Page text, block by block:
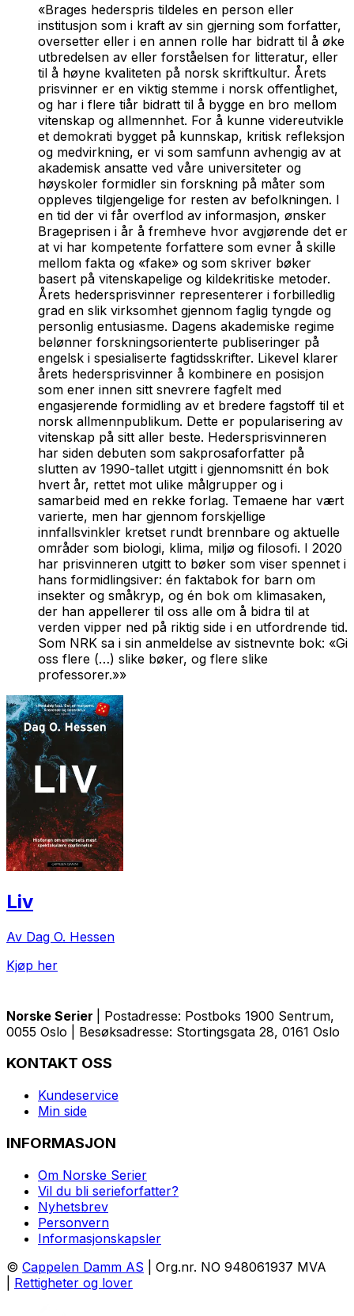
«Brages hederspris tildeles en person eller
institusjon som i kraft av sin gjerning som forfatter,
oversetter eller i en annen rolle har bidratt til å øke
utbredelsen av eller forståelsen for litteratur, eller
til å høyne kvaliteten på norsk skriftkultur. Årets
prisvinner er en viktig stemme i norsk offentlighet,
og har i flere tiår bidratt til å bygge en bro mellom
vitenskap og allmennhet. For å kunne videreutvikle
et demokrati bygget på kunnskap, kritisk refleksjon
og medvirkning, er vi som samfunn avhengig av at
akademisk ansatte ved våre universiteter og
høyskoler formidler sin forskning på måter som
oppleves tilgjengelige for resten av befolkningen. I
en tid der vi får overflod av informasjon, ønsker
Brageprisen i år å fremheve hvor avgjørende det er
at vi har kompetente forfattere som evner å skille
mellom fakta og «fake» og som skriver bøker
basert på vitenskapelige og kildekritiske metoder.
Årets hedersprisvinner representerer i forbilledlig
grad en slik virksomhet gjennom faglig tyngde og
personlig entusiasme. Dagens akademiske regime
belønner forskningsorienterte publiseringer på
engelsk i spesialiserte fagtidsskrifter. Likevel klarer
årets hedersprisvinner å kombinere en posisjon
som ener innen sitt snevrere fagfelt med
engasjerende formidling av et bredere fagstoff til et
norsk allmennpublikum. Dette er popularisering av
vitenskap på sitt aller beste. Hedersprisvinneren
har siden debuten som sakprosaforfatter på
slutten av 1990-tallet utgitt i gjennomsnitt én bok
hvert år, rettet mot ulike målgrupper og i
samarbeid med en rekke forlag. Temaene har vært
varierte, men har gjennom forskjellige
innfallsvinkler kretset rundt brennbare og aktuelle
områder som biologi, klima, miljø og filosofi. I 2020
har prisvinneren utgitt to bøker som viser spennet i
hans formidlingsiver: én faktabok for barn om
insekter og småkryp, og én bok om klimasaken,
der han appellerer til oss alle om å bidra til at
verden vipper ned på riktig side i en utfordrende tid.
Som NRK sa i sin anmeldelse av sistnevnte bok: «Gi
oss flere (…) slike bøker, og flere slike
professorer.»»
Liv
Av Dag O. Hessen
Kjøp her
Norske Serier
| Postadresse: Postboks 1900 Sentrum,
0055 Oslo | Besøksadresse: Stortingsgata 28, 0161 Oslo
KONTAKT OSS
Kundeservice
Min side
INFORMASJON
Om Norske Serier
Vil du bli serieforfatter?
Nyhetsbrev
Personvern
Informasjonskapsler
© Cappelen Damm AS | Org.nr. NO 948061937 MVA
Rettigheter og lover